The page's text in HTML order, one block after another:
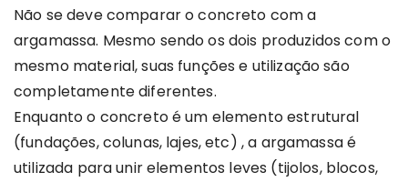
Não se deve comparar o concreto com a
argamassa. Mesmo sendo os dois produzidos com o
mesmo material, suas funções e utilização são
completamente diferentes.
Enquanto o concreto é um elemento estrutural
(fundações, colunas, lajes, etc) , a argamassa é
utilizada para unir elementos leves (tijolos, blocos,